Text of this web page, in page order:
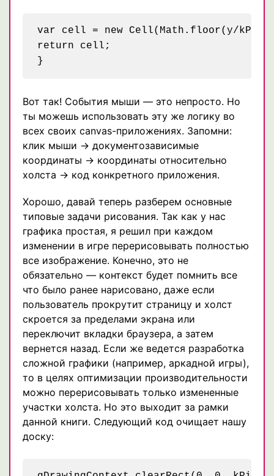
var cell = new Cell(Math.floor(y/
return cell;
Вот так! События мыши — это непросто. Но
ты можешь использовать эту же логику во
всех своих canvas-приложениях. Запомни:
клик мыши → документозависимые
координаты → координаты относительно
холста → код конкретного приложения.
Хорошо, давай теперь разберем основные
типовые задачи рисования. Так как у нас
графика простая, я решил при каждом
изменении в игре перерисовывать полностью
все изображение. Конечно, это не
обязательно — контекст будет помнить все
что было ранее нарисовано, даже если
пользователь прокрутит страницу и холст
скроется за пределами экрана или
переключит вкладки браузера, а затем
вернется назад. Если же ведется разработка
сложной графики (например, аркадной игры),
то в целях оптимизации производительности
можно перерисовывать только измененные
участки холста. Но это выходит за рамки
данной книги. Следующий код очищает нашу
доску: